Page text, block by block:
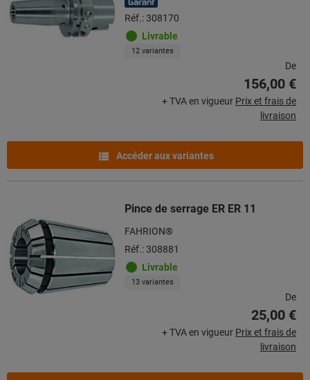
Réf.: 308170
Livrable
12 variantes
De
156,00 €
+ TVA en vigueur Prix et frais de
livraison
Accéder aux variantes
Pince de serrage ER ER 11
FAHRION®
Réf.: 308881
Livrable
13 variantes
De
25,00 €
+ TVA en vigueur Prix et frais de
livraison